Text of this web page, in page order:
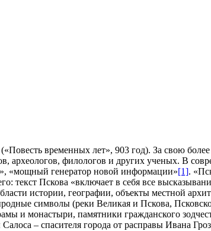
временных лет», 903 год). За свою
археологов, филологов и других ученых. В
«мощный генератор новой информации»[1].
текст Пскова «включает в себя все
истории, географии, объекты местной
символы (реки Великая и Пскова,
и монастыри, памятники гражданского
– спасителя города от расправы Ивана